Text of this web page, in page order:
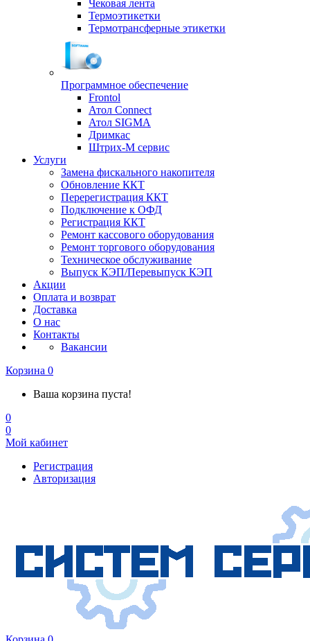
Чековая лента
Термоэтикетки
Термотрансферные этикетки
Программное обеспечение
Frontol
Атол Connect
Атол SIGMA
Дримкас
Штрих-М сервис
Услуги
Замена фискального накопителя
Обновление ККТ
Перерегистрация ККТ
Подключение к ОФД
Регистрация ККТ
Ремонт кассового оборудования
Ремонт торгового оборудования
Техническое обслуживание
Выпуск КЭП/Перевыпуск КЭП
Акции
Оплата и возврат
Доставка
О нас
Контакты
Вакансии
Корзина 0
Ваша корзина пуста!
0
0
Мой кабинет
Регистрация
Авторизация